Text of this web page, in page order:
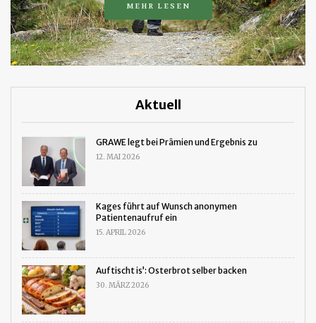
MEHR LESEN
Aktuell
GRAWE legt bei Prämien und Ergebnis zu
12. MAI 2026
Kages führt auf Wunsch anonymen
Patientenaufruf ein
15. APRIL 2026
Auftischt is’: Osterbrot selber backen
30. MÄRZ 2026